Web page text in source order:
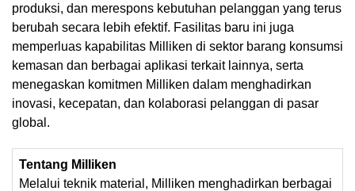
produksi, dan merespons kebutuhan pelanggan yang terus
berubah secara lebih efektif. Fasilitas baru ini juga
memperluas kapabilitas Milliken di sektor barang konsumsi
kemasan dan berbagai aplikasi terkait lainnya, serta
menegaskan komitmen Milliken dalam menghadirkan
inovasi, kecepatan, dan kolaborasi pelanggan di pasar
global.
Tentang Milliken
Melalui teknik material, Milliken menghadirkan berbagai